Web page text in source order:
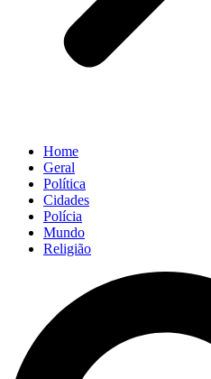
Home
Geral
Política
Cidades
Polícia
Mundo
Religião